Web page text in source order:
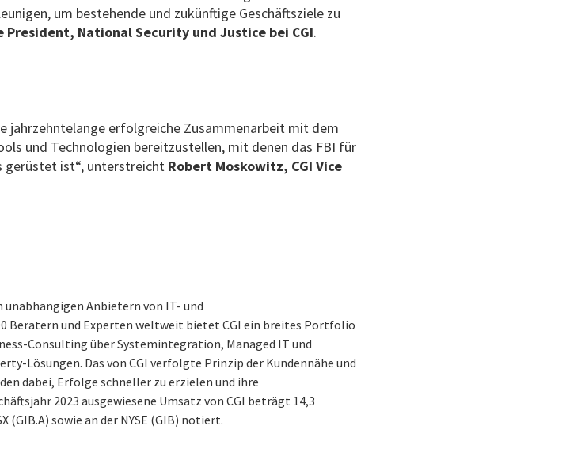
um bestehende und zukünftige Geschäftsziele zu
President, National Security und Justice bei CGI.
jahrzehntelange erfolgreiche Zusammenarbeit mit dem
und Technologien bereitzustellen, mit denen das FBI für
gerüstet ist“, unterstreicht Robert Moskowitz, CGI Vice
unabhängigen Anbietern von IT- und
Beratern und Experten weltweit bietet CGI ein breites Portfolio
Consulting über Systemintegration, Managed IT und
Lösungen. Das von CGI verfolgte Prinzip der Kundennähe und
dabei, Erfolge schneller zu erzielen und ihre
2023 ausgewiesene Umsatz von CGI beträgt 14,3
(GIB.A) sowie an der NYSE (GIB) notiert.